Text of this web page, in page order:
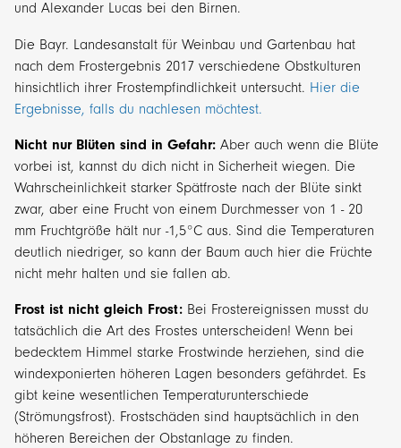
und Alexander Lucas bei den Birnen.
Die Bayr. Landesanstalt für Weinbau und Gartenbau hat
nach dem Frostergebnis 2017 verschiedene Obstkulturen
hinsichtlich ihrer Frostempfindlichkeit untersucht. Hier die
Ergebnisse, falls du nachlesen möchtest.
Nicht nur Blüten sind in Gefahr: Aber auch wenn die Blüte
vorbei ist, kannst du dich nicht in Sicherheit wiegen. Die
Wahrscheinlichkeit starker Spätfroste nach der Blüte sinkt
zwar, aber eine Frucht von einem Durchmesser von 1 - 20
mm Fruchtgröße hält nur -1,5°C aus. Sind die Temperaturen
deutlich niedriger, so kann der Baum auch hier die Früchte
nicht mehr halten und sie fallen ab.
Frost ist nicht gleich Frost: Bei Frostereignissen musst du
tatsächlich die Art des Frostes unterscheiden! Wenn bei
bedecktem Himmel starke Frostwinde herziehen, sind die
windexponierten höheren Lagen besonders gefährdet. Es
gibt keine wesentlichen Temperaturunterschiede
(Strömungsfrost). Frostschäden sind hauptsächlich in den
höheren Bereichen der Obstanlage zu finden.